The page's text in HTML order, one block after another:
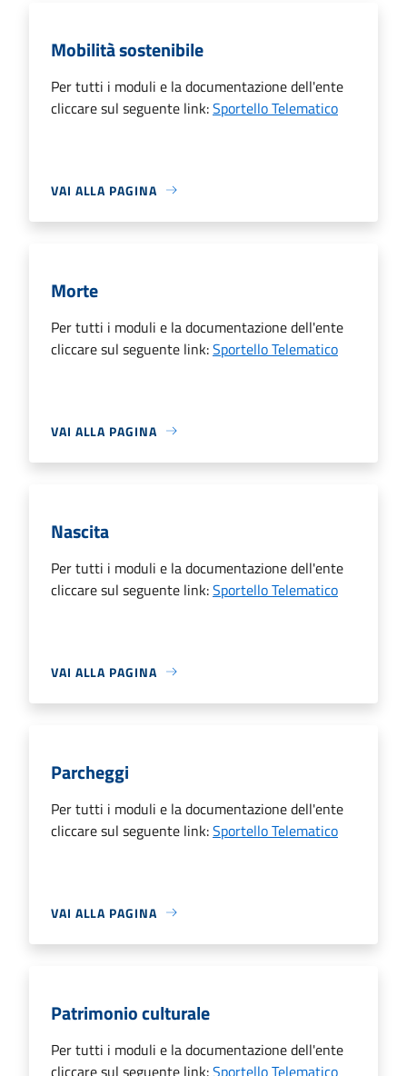
Mobilità sostenibile
Per tutti i moduli e la documentazione dell'ente
cliccare sul seguente link:Sportello Telematico
VAI ALLA PAGINA
Morte
Per tutti i moduli e la documentazione dell'ente
cliccare sul seguente link:Sportello Telematico
VAI ALLA PAGINA
Nascita
Per tutti i moduli e la documentazione dell'ente
cliccare sul seguente link:Sportello Telematico
VAI ALLA PAGINA
Parcheggi
Per tutti i moduli e la documentazione dell'ente
cliccare sul seguente link:Sportello Telematico
VAI ALLA PAGINA
Patrimonio culturale
Per tutti i moduli e la documentazione dell'ente
cliccare sul seguente link:Sportello Telematico